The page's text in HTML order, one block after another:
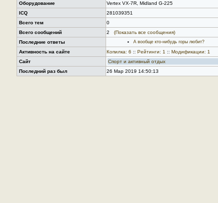
Оборудование
Vertex VX-7R, Midland G-225
ICQ
281039351
Всего тем
0
Всего сообщений
2
(Показать все сообщения)
Последние ответы
А вообще кто-нибудь горы любит?
Активность на сайте Копилка: 6 :: Рейтинги: 1 :: Модификации: 1
Сайт
Спорт и активный отдых
Последний раз был
26 Мар 2019 14:50:13